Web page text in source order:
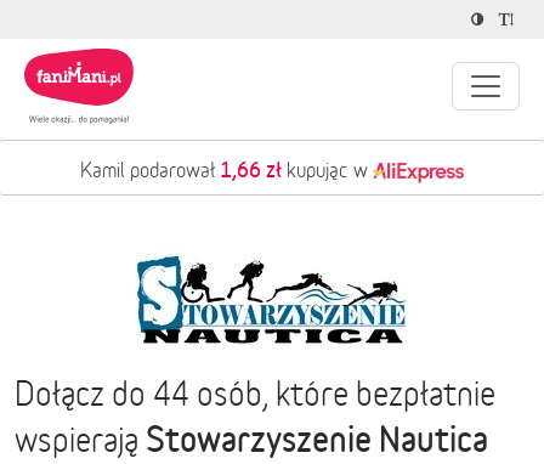
Kamil podarował 1,66 zł kupując w
Dołącz do 44 osób, które bezpłatnie
wspierają Stowarzyszenie Nautica